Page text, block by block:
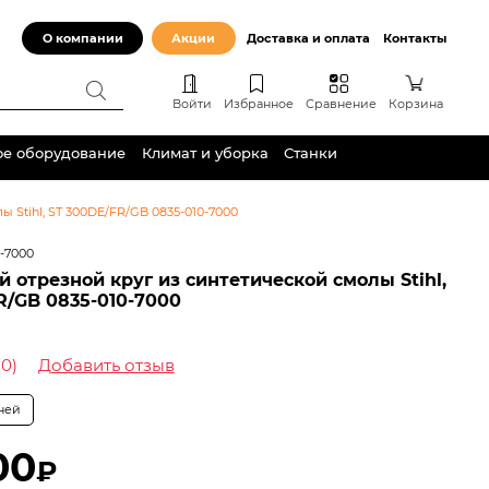
О компании Акции Доставка и оплата Контакты
Войти Избранное Сравнение Корзина
оборудование Климат и уборка Станки
ST 300DE/FR/GB 0835-010-7000
7000
отрезной круг из синтетической смолы Stihl,
GB 0835-010-7000
Добавить отзыв
₽